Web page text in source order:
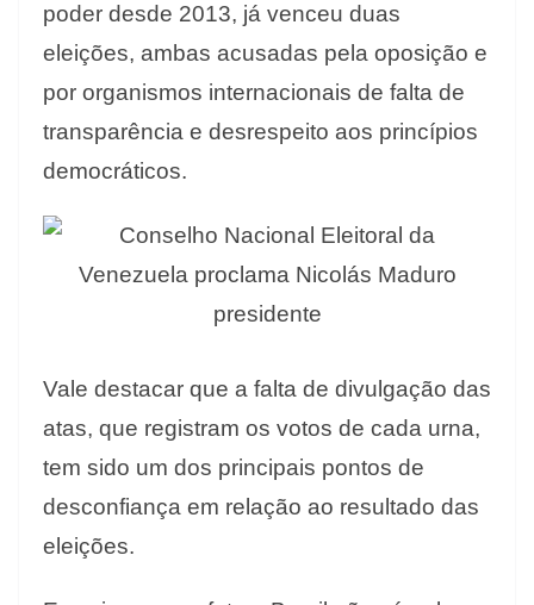
poder desde 2013, já venceu duas
eleições, ambas acusadas pela oposição e
por organismos internacionais de falta de
transparência e desrespeito aos princípios
democráticos.
Vale destacar que a falta de divulgação das
atas, que registram os votos de cada urna,
tem sido um dos principais pontos de
desconfiança em relação ao resultado das
eleições.